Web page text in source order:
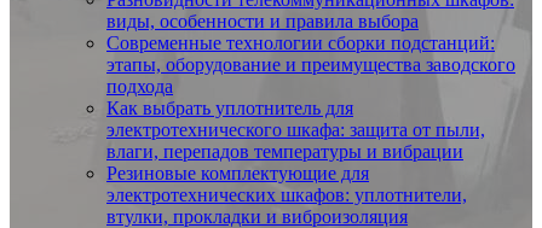
виды, особенности и правила выбора
Современные технологии сборки подстанций:
этапы, оборудование и преимущества заводского
подхода
Как выбрать уплотнитель для
электротехнического шкафа: защита от пыли,
влаги, перепадов температуры и вибрации
Резиновые комплектующие для
электротехнических шкафов: уплотнители,
втулки, прокладки и виброизоляция